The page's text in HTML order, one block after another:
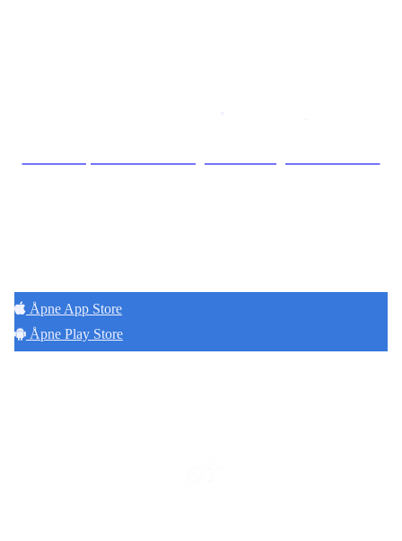
Åpne App Store
Åpne Play Store